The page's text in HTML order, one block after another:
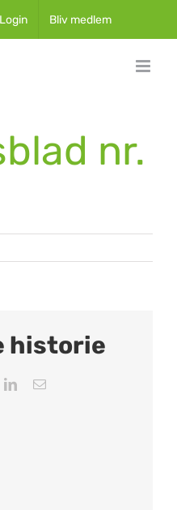
Login Bliv medlem
nr.
historie
LinkedInEmail